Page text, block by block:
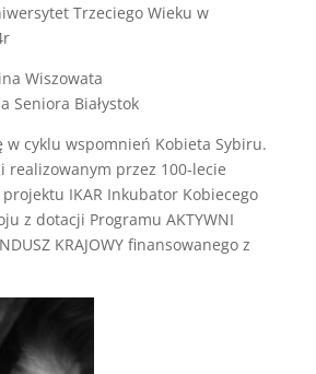
Trzeciego Wieku w
Wiszowata
Seniora Białystok
w cyklu wspomnień Kobieta Sybiru.
realizowanym przez 100-lecie
IKAR Inkubator Kobiecego
z dotacji Programu AKTYWNI
KRAJOWY finansowanego z